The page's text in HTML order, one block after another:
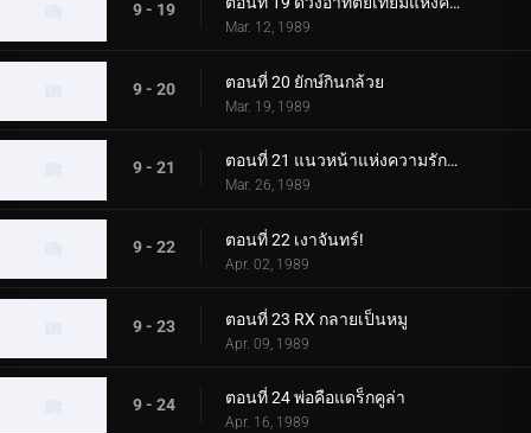
9 - 19
Mar. 12, 1989
9 - 20 ตอนที่ 20 ยักษ์กินกล้วย
Mar. 19, 1989
9 - 21 ตอนที่ 21 แนวหน้าแห่งความรักและมิตรภาพ
Mar. 26, 1989
9 - 22 ตอนที่ 22 เงาจันทร์!
Apr. 02, 1989
9 - 23 ตอนที่ 23 RX กลายเป็นหมู
Apr. 09, 1989
9 - 24 ตอนที่ 24 พ่อคือแดร็กคูล่า
Apr. 16, 1989